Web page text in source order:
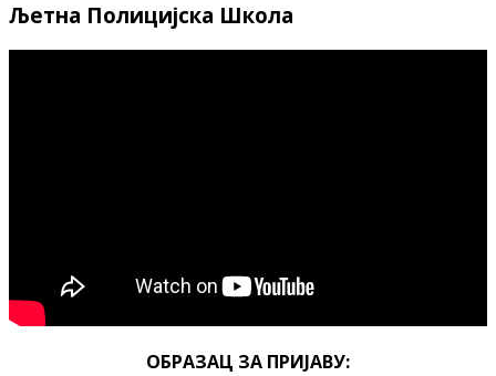
Љетна Полицијска Школа
ОБРАЗАЦ ЗА ПРИЈАВУ: